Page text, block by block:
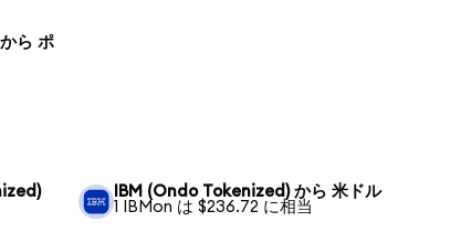
ら ポ
IBM (Ondo Tokenized) から 米ドル
1 IBMon は $236.72 に相当